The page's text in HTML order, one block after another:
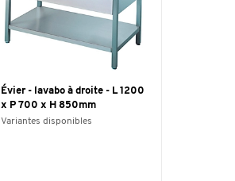
Évier - lavabo à droite - L 1200
x P 700 x H 850mm
Variantes disponibles